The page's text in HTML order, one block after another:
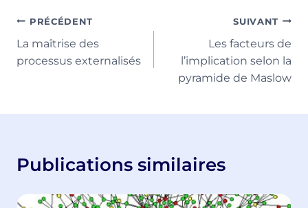
publication :
Navigation
de
l’article
PRÉCÉDENT
La maîtrise des
processus externalisés
SUIVANT
Les facteurs de
l’implication selon la
pyramide de Maslow
Publications similaires